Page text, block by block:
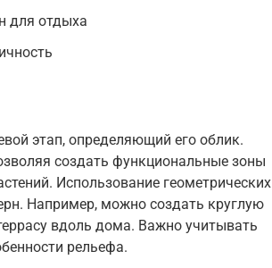
для отдыха
этап, определяющий его облик.
создать функциональные зоны
Использование геометрических
Например, можно создать круглую
вдоль дома. Важно учитывать
рельефа.